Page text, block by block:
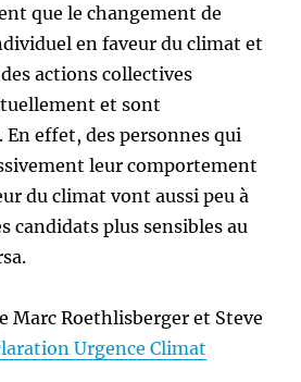
que le changement de
en faveur du climat et
actions collectives
et sont
effet, des personnes qui
leur comportement
du climat vont aussi peu à
candidats plus sensibles au
Marc Roethlisberger et Steve
Urgence Climat